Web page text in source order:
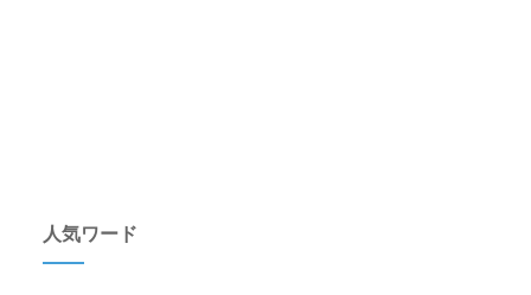
人気ワード